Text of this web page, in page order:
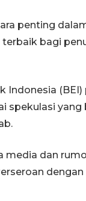
penting
bagi
Indonesia
spekulasi
media dan
dengan